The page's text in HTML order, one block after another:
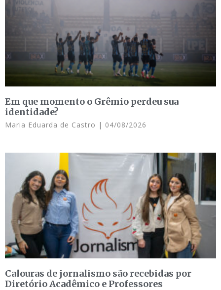
Em que momento o Grêmio perdeu sua
identidade?
Maria Eduarda de Castro 04/08/2026
Calouras de jornalismo são recebidas por
Diretório Acadêmico e Professores